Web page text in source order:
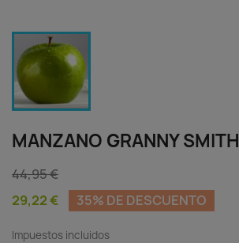
MANZANO GRANNY SMITH
44,95 €
29,22 €
35% DE DESCUENTO
Impuestos incluidos